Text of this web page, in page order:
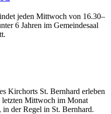
jeden Mittwoch von 16.30–
6 Jahren im Gemeindesaal
Kirchorts St. Bernhard erleben
Mittwoch im Monat
der Regel in St. Bernhard.